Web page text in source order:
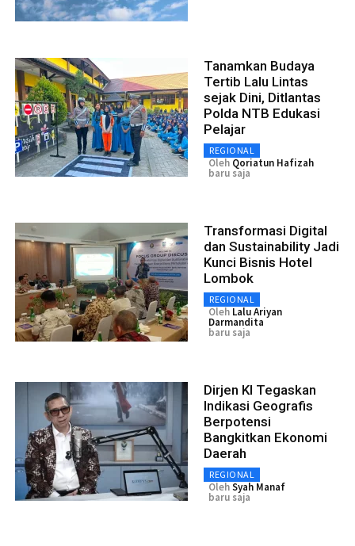
Tanamkan Budaya
Tertib Lalu Lintas
sejak Dini, Ditlantas
Polda NTB Edukasi
Pelajar
REGIONAL
Oleh Qoriatun Hafizah
baru saja
Transformasi Digital
dan Sustainability Jadi
Kunci Bisnis Hotel
Lombok
REGIONAL
Oleh Lalu Ariyan
Darmandita
baru saja
Dirjen KI Tegaskan
Indikasi Geografis
Berpotensi
Bangkitkan Ekonomi
Daerah
REGIONAL
OlehSyah Manaf
baru saja